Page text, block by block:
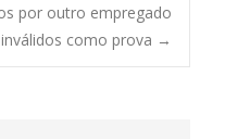
por outro empregado
como prova →